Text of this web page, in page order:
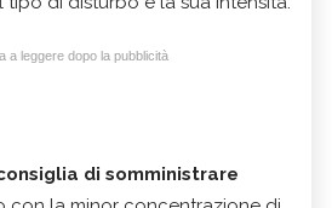
a leggere dopo la pubblicità
di somministrare